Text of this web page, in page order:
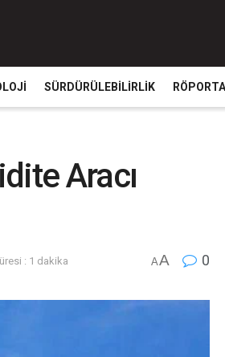
SÜRDÜRÜLEBILIRLIK
Aracı
: 1 dakika AA 0